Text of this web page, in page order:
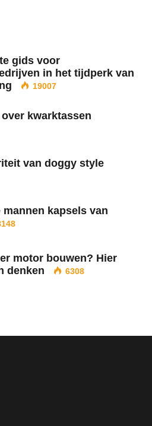
gids voor
in het tijdperk van
19007
kwarktassen
van doggy style
mannen kapsels van
motor bouwen? Hier
denken
6308